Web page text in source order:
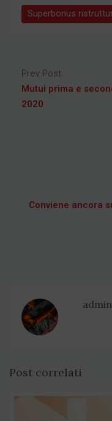
Superbonus
Prev Post
Mutui prima e
2020
Conviene ancora
admin
Post correlati